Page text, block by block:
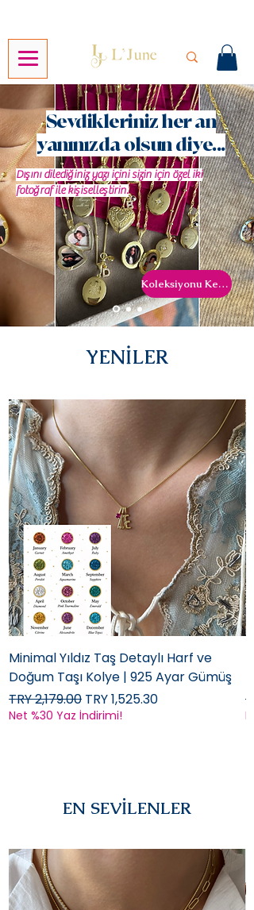
Sevdikleriniz her an
yanınızda olsun diye...
Dışını dilediğiniz yazı içini sizin için özel iki
fotoğraf ile kişiselleştirin.
Koleksiyonu Keşfet
YENİLER
Minimal Yıldız Taş Detaylı Harf ve
Doğum Taşı Kolye | 925 Ayar Gümüş
Regular Price
TRY 2,179.00 Sale Price
TRY 1,525.30
Net %30 Yaz İndirimi!
EN SEVİLENLER